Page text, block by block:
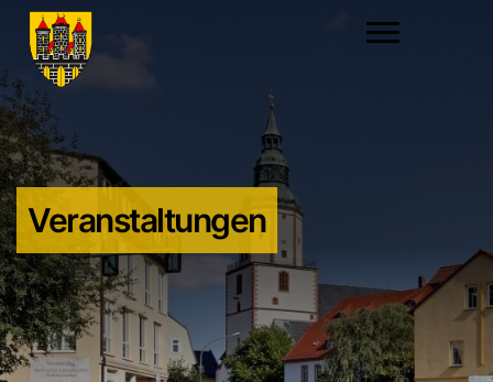
Veranstaltungen